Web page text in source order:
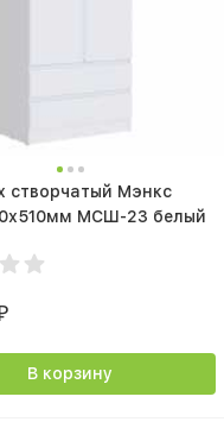
створчатый Мэнкс
МСШ-23 белый
В корзину